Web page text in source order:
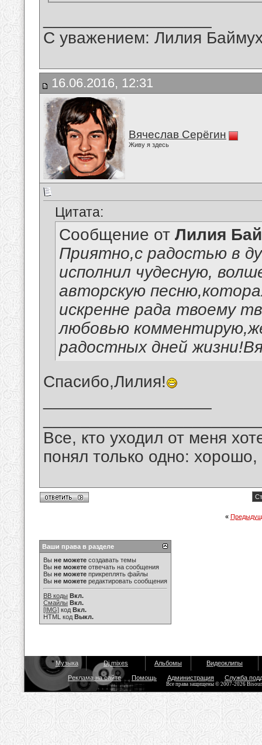
С уважением: Лилия
16.06.2016, 12:31
Вячеслав Серёгин
Живу я здесь
Цитата:
Сообщение от Лилия
Приятно,с радостью в
исполнил чудесную,
авторскую
искренне рада твоему
любовью
радостных дней
Спасибо,Лилия!
Все, кто уходил от меня
понял только одно:
«
Ваши права в разделе
Вы не можете создавать темы
Вы не можете отвечать на сообщения
Вы не можете прикреплять файлы
Вы не можете редактировать сообщения
BB коды Вкл.
Смайлы Вкл.
[IMG] код Вкл.
HTML код Выкл.
Музыка Dj mixes Альбомы Видеоклипы
Реклама на сайте Помощь Администрация Служба
Все права защищены © 2007-2026